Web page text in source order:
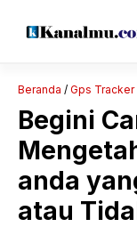
Beranda / Gps Tracker
Begini
anda
atau